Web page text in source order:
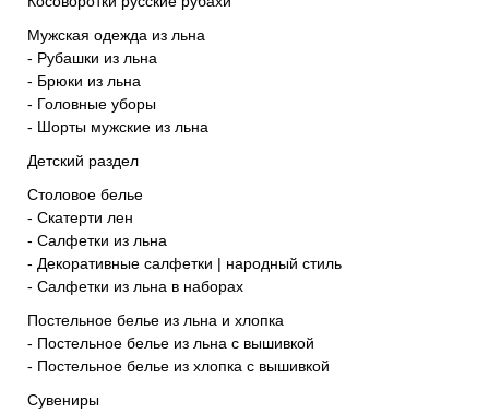
Мужская одежда из льна
- Рубашки из льна
- Брюки из льна
- Головные уборы
- Шорты мужские из льна
Детский раздел
Столовое белье
- Скатерти лен
- Салфетки из льна
- Декоративные салфетки | народный стиль
- Салфетки из льна в наборах
Постельное белье из льна и хлопка
- Постельное белье из льна с вышивкой
- Постельное белье из хлопка с вышивкой
Сувениры